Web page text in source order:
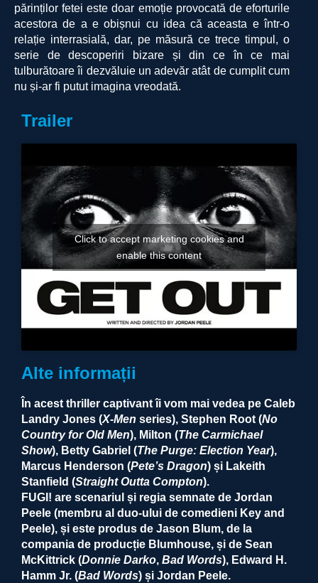
părinților fetei este doar emoție provocată de eforturile
acestora de a e obișnui cu idea că aceasta e într-o
relație interrasială, dar, pe măsură ce trece timpul, o
serie de descoperiri bizare și din ce în ce mai
tulburătoare îi dezvăluie un adevăr atât de cumplit cum
nu și-ar fi putut imagina vreodată.
Trailer
Click to accept marketing cookies and
enable this content
Alte informații
În acest thriller captivant îi vom mai vedea pe Caleb
Landry Jones (X-Men series), Stephen Root (No
Country for Old Men), Milton (The Carmichael
Show), Betty Gabriel (The Purge: Election Year),
Marcus Henderson (Pete’s Dragon) și Lakeith
Stanfield (Straight Outta Compton).
FUGI! are scenariul și regia semnate de Jordan
Peele (membru al duo-ului de comedieni Key and
Peele), și este produs de Jason Blum, de la
compania de producție Blumhouse, și de Sean
McKittrick (Donnie Darko, Bad Words), Edward H.
Hamm Jr. (Bad Words) și Jordan Peele.